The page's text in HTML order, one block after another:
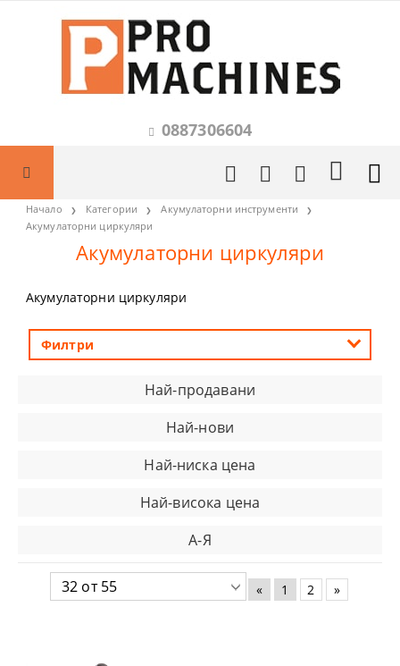
0887306604
Начало Категории
Акумулаторни инструменти
Акумулаторни циркуляри
Акумулаторни циркуляри
Акумулаторни циркуляри
Филтри
Най-продавани
Най-нови
Най-ниска цена
Най-висока цена
А-Я
« 1 2 »